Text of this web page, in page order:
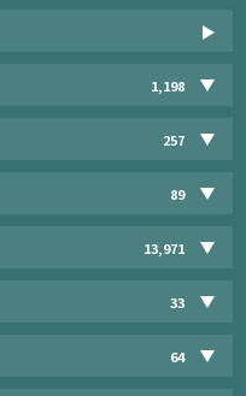
1,198
257
89
13,971
33
64